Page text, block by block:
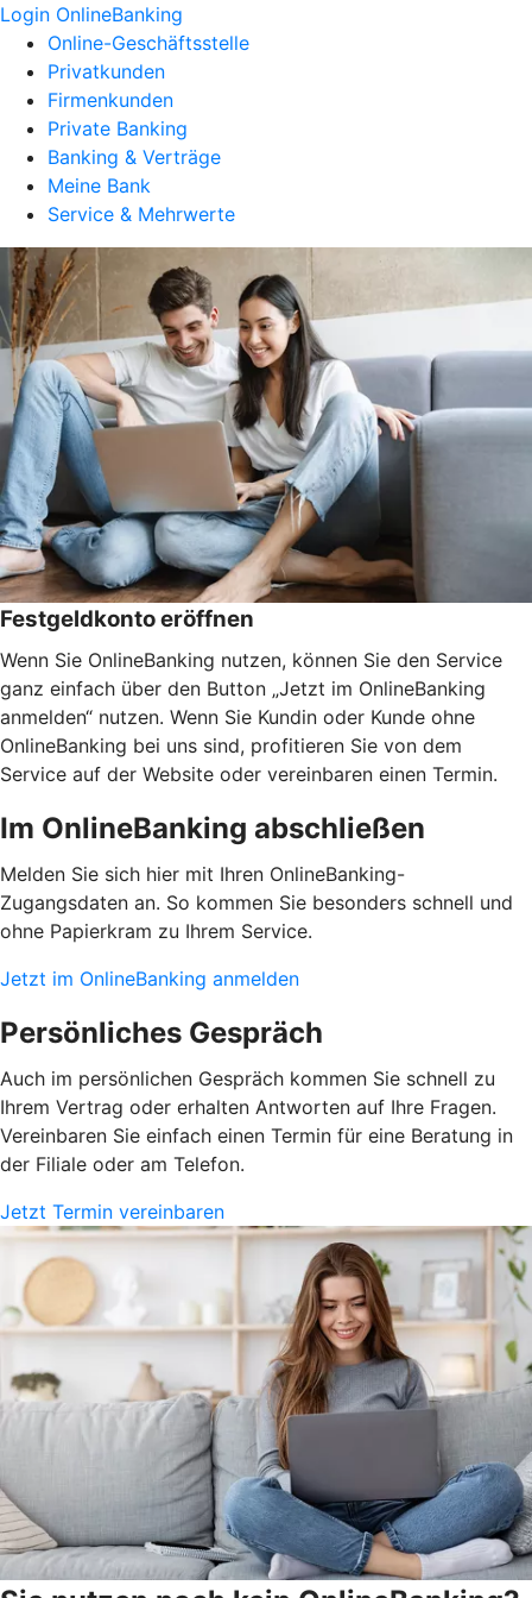
Login OnlineBanking
Online-Geschäftsstelle
Privatkunden
Firmenkunden
Private Banking
Banking & Verträge
Meine Bank
Service & Mehrwerte
Festgeldkonto eröffnen
Wenn Sie OnlineBanking nutzen, können Sie den Service
ganz einfach über den Button „Jetzt im OnlineBanking
anmelden“ nutzen. Wenn Sie Kundin oder Kunde ohne
OnlineBanking bei uns sind, profitieren Sie von dem
Service auf der Website oder vereinbaren einen Termin.
Im OnlineBanking abschließen
Melden Sie sich hier mit Ihren OnlineBanking-
Zugangsdaten an. So kommen Sie besonders schnell und
ohne Papierkram zu Ihrem Service.
Jetzt im OnlineBanking anmelden
Persönliches Gespräch
Auch im persönlichen Gespräch kommen Sie schnell zu
Ihrem Vertrag oder erhalten Antworten auf Ihre Fragen.
Vereinbaren Sie einfach einen Termin für eine Beratung in
der Filiale oder am Telefon.
Jetzt Termin vereinbaren